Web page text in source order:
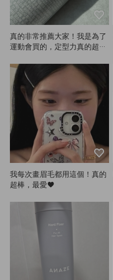
真的非常推薦大家！我是為了
運動會買的，定型力真的超
有這款定型噴霧才撐住。因為
是定型噴霧，多少會有點黏，
所以建議大家盡量遠距離噴！
遠距離噴的話幾乎看不出來，
效果也很好。味道也很讚，我
真的超滿意。用過軟款之後，
強烈推薦重要活動或表演時用
硬款！其他定型噴霧也用過不
少，但不論是定型力、香味還
是持久度，ANAZE真的最
棒，哈哈。
我每次畫眉毛都用這個！真的
超棒，最愛♥